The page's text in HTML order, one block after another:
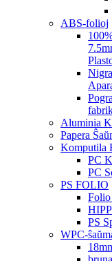
ABS-folioj
Aluminia
Papera
Komputila
PC
PC
PS FOLIO
Folio
PS
WPC-